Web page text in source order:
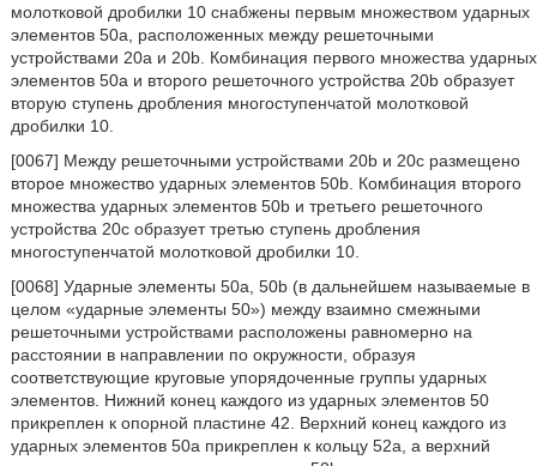
молотковой дробилки 10 снабжены первым множеством ударных
элементов 50а, расположенных между решеточными
устройствами 20a и 20b. Комбинация первого множества ударных
элементов 50a и второго решеточного устройства 20b образует
вторую ступень дробления многоступенчатой молотковой
дробилки 10.
[0067] Между решеточными устройствами 20b и 20c размещено
второе множество ударных элементов 50b. Комбинация второго
множества ударных элементов 50b и третьего решеточного
устройства 20c образует третью ступень дробления
многоступенчатой молотковой дробилки 10.
[0068] Ударные элементы 50a, 50b (в дальнейшем называемые в
целом «ударные элементы 50») между взаимно смежными
решеточными устройствами расположены равномерно на
расстоянии в направлении по окружности, образуя
соответствующие круговые упорядоченные группы ударных
элементов. Нижний конец каждого из ударных элементов 50
прикреплен к опорной пластине 42. Верхний конец каждого из
ударных элементов 50a прикреплен к кольцу 52a, а верхний